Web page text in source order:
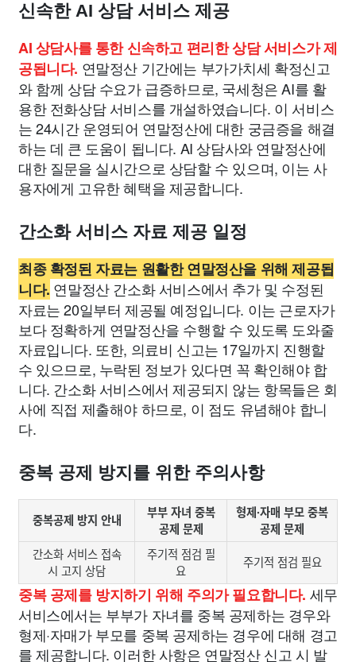
신속한 AI 상담 서비스 제공
AI 상담사를 통한 신속하고 편리한 상담 서비스가 제
공됩니다. 연말정산 기간에는 부가가치세 확정신고
와 함께 상담 수요가 급증하므로, 국세청은 AI를 활
용한 전화상담 서비스를 개설하였습니다. 이 서비스
는 24시간 운영되어 연말정산에 대한 궁금증을 해결
하는 데 큰 도움이 됩니다. AI 상담사와 연말정산에
대한 질문을 실시간으로 상담할 수 있으며, 이는 사
용자에게 고유한 혜택을 제공합니다.
간소화 서비스 자료 제공 일정
최종 확정된 자료는 원활한 연말정산을 위해 제공됩
니다. 연말정산 간소화 서비스에서 추가 및 수정된
자료는 20일부터 제공될 예정입니다. 이는 근로자가
보다 정확하게 연말정산을 수행할 수 있도록 도와줄
자료입니다. 또한, 의료비 신고는 17일까지 진행할
수 있으므로, 누락된 정보가 있다면 꼭 확인해야 합
니다. 간소화 서비스에서 제공되지 않는 항목들은 회
사에 직접 제출해야 하므로, 이 점도 유념해야 합니
다.
중복 공제 방지를 위한 주의사항
중복공제 방지 안내
부부 자녀 중복
공제 문제
형제·자매 부모 중복
공제 문제
간소화 서비스 접속
시 고지 상담
주기적 점검 필
요
주기적 점검 필요
중복 공제를 방지하기 위해 주의가 필요합니다. 세무
서비스에서는 부부가 자녀를 중복 공제하는 경우와
형제·자매가 부모를 중복 공제하는 경우에 대해 경고
를 제공합니다. 이러한 사항은 연말정산 신고 시 발